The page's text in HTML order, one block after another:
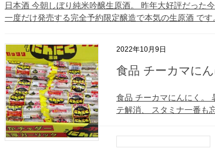
日本酒 今朝しぼり純米吟醸生原酒。 昨年大好評だった
一度だけ発売する完全予約限定醸造で本気の生原酒 で
2022年10月9日
食品 チーカマにん
テ解消、 スタミナ一番も